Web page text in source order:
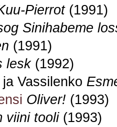
Pierrot(1991)
Sinihabeme
(1991)
lesk(1992)
Vassilenko
Oliver! (1993)
viini tooli(1993)